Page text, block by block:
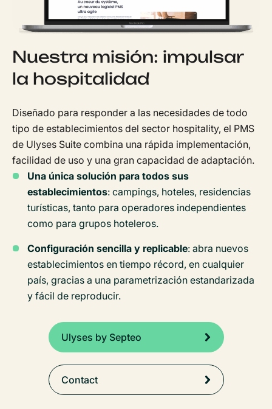
Nuestra misión: impulsar
la hospitalidad
Diseñado para responder a las necesidades de todo
tipo de establecimientos del sector hospitality, el PMS
de Ulyses Suite combina una rápida implementación,
facilidad de uso y una gran capacidad de adaptación.
Una única solución para todos sus
establecimientos: campings, hoteles, residencias
turísticas, tanto para operadores independientes
como para grupos hoteleros.
Configuración sencilla y replicable: abra nuevos
establecimientos en tiempo récord, en cualquier
país, gracias a una parametrización estandarizada
y fácil de reproducir.
Ulyses by Septeo
Contact